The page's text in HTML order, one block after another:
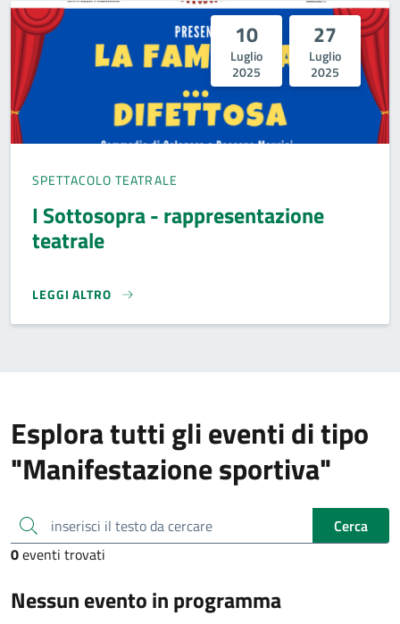
10
Luglio
2025
27
Luglio
2025
SPETTACOLO TEATRALE
I Sottosopra - rappresentazione
teatrale
LEGGI ALTRO
I SOTTOSOPRA - RAPPRESENTAZIONE TEATRALE}
Esplora tutti gli eventi di tipo
"Manifestazione sportiva"
inserisci il testo da cercare
Cerca
0eventi trovati
Nessun evento in programma